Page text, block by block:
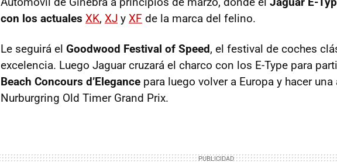
con los actuales XK, XJ y XF de la marca del felino.
Le seguirá el Goodwood Festival of Speed, el festival de coches
excelencia. Luego Jaguar cruzará el charco con los E-Type para
Beach Concours d’Elegance para luego volver a Europa y hacer
Nurburgring Old Timer Grand Prix.